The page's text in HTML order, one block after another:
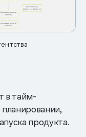
в тайм-
планировании,
продукта.